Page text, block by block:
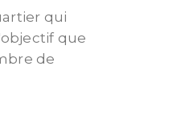
qui
que
de